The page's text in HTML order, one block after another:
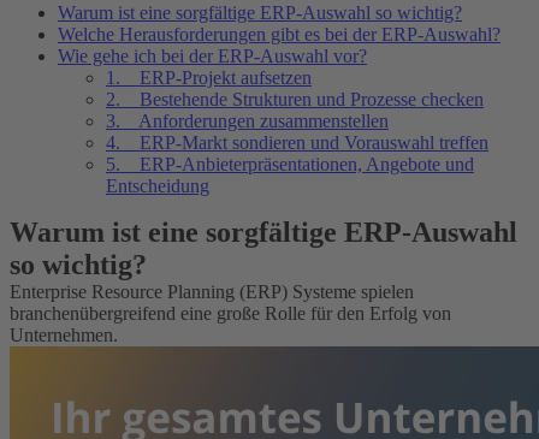
Warum ist eine sorgfältige ERP-Auswahl so wichtig?
Welche Herausforderungen gibt es bei der ERP-Auswahl?
Wie gehe ich bei der ERP-Auswahl vor?
1. ERP-Projekt aufsetzen
2. Bestehende Strukturen und Prozesse checken
3. Anforderungen zusammenstellen
4. ERP-Markt sondieren und Vorauswahl treffen
5. ERP-Anbieterpräsentationen, Angebote und
Entscheidung
Warum ist eine sorgfältige ERP-Auswahl
so wichtig?
Enterprise Resource Planning (ERP) Systeme spielen
branchenübergreifend eine große Rolle für den Erfolg von
Unternehmen.